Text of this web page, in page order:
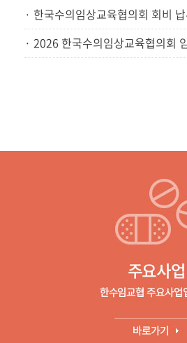
· 한국수의임상교육협의회 회비
· 2026 한국수의임상교육협의회